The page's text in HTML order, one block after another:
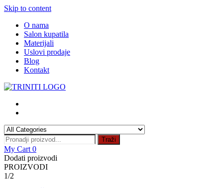
Skip to content
O nama
Salon kupatila
Materijali
Uslovi prodaje
Blog
Kontakt
Traži
My Cart 0
Dodati proizvodi
PROIZVODI
1/2